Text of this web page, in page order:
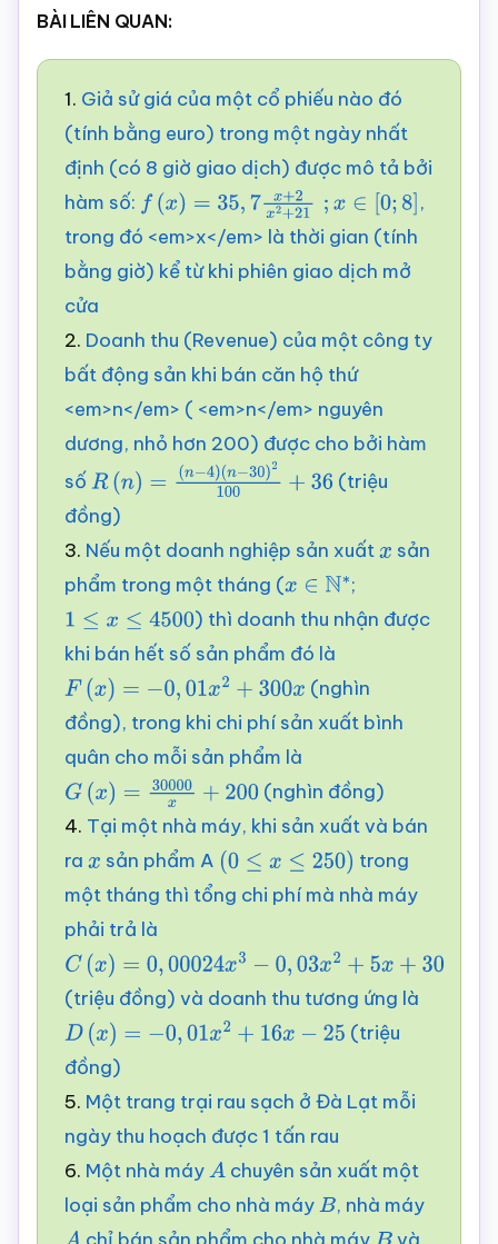
BÀI LIÊN QUAN:
1. Giả sử giá của một cổ phiếu nào đó
(tính bằng euro) trong một ngày nhất
định (có 8 giờ giao dịch) được mô tả bởi
hàm số: f( x)= 35 ,7x+2x2+21 x∈ [0 ;8]
,
trong đó <em>x</em> là thời gian (tính
bằng giờ) kể từ khi phiên giao dịch mở
cửa
2. Doanh thu (Revenue) của một công ty
bất động sản khi bán căn hộ thứ
<em>n</em> ( <em>n</em> nguyên
dương, nhỏ hơn 200) được cho bởi hàm
số R(n)= (n −4)
(n−
(triệu
đồng)
3. Nếu một doanh nghiệp sản xuấtx sản
phẩm trong một tháng (x∈N ∗ ;
1≤ x≤ 4500
) thì doanh thu nhận được
khi bán hết số sản phẩm đó là
F( x)= −0 ,01x 2+300x
(nghìn
đồng), trong khi chi phí sản xuất bình
quân cho mỗi sản phẩm là
G(x)= 30000x +200 (nghìn đồng)
4. Tại một nhà máy, khi sản xuất và bán
ra x sản phẩm A (0 ≤x ≤250 )
trong
một tháng thì tổng chi phí mà nhà máy
phải trả là
C( x)= 0, 00024x3−0 ,03x 2+5x +30
(triệu đồng) và doanh thu tương ứng là
D( x)= −0 ,01x2+16x −25
(triệu
đồng)
5. Một trang trại rau sạch ở Đà Lạt mỗi
ngày thu hoạch được 1 tấn rau
6. Một nhà máyA chuyên sản xuất một
loại sản phẩm cho nhà máyB , nhà máy